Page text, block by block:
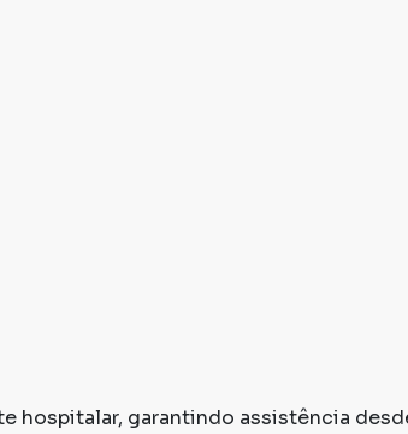
hospitalar, garantindo assistência